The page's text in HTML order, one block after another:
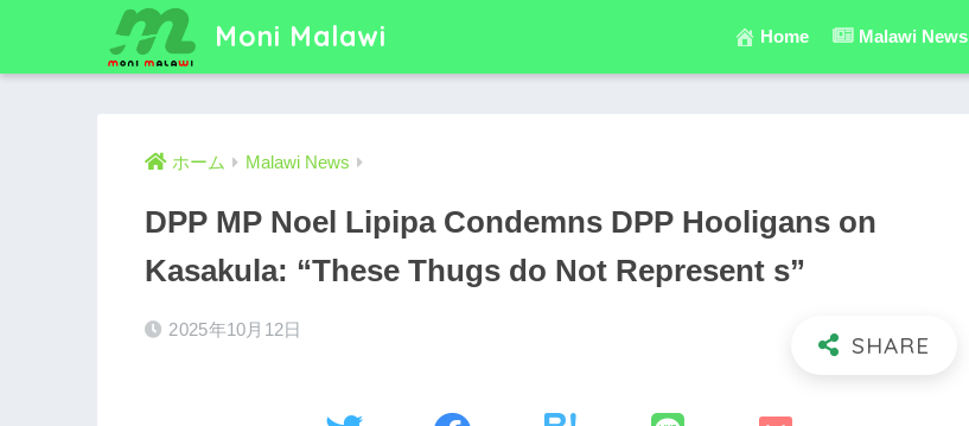
Moni Malawi Home Malawi News
ホーム Malawi News
DPP MP Noel Lipipa Condemns DPP Hooligans on
Kasakula: “These Thugs do Not Represent s”
2025年10月12日